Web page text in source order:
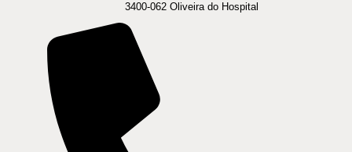
3400-062 Oliveira do Hospital